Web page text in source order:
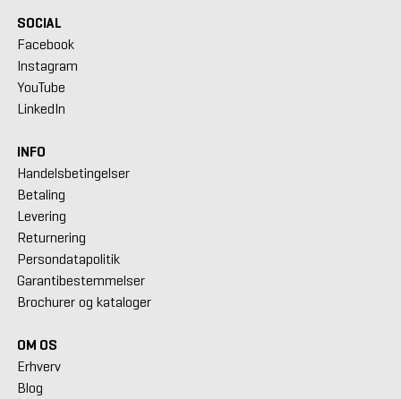
SOCIAL
Facebook
Instagram
YouTube
LinkedIn
INFO
Handelsbetingelser
Betaling
Levering
Returnering
Persondatapolitik
Garantibestemmelser
Brochurer og kataloger
OM OS
Erhverv
Blog